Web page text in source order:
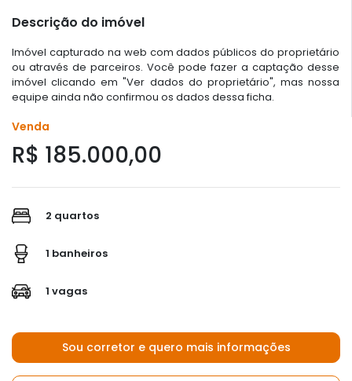
Descrição do imóvel
Imóvel capturado na web com dados públicos do proprietário
ou através de parceiros. Você pode fazer a captação desse
imóvel clicando em "Ver dados do proprietário", mas nossa
equipe ainda não confirmou os dados dessa ficha.
Venda
R$ 185.000,00
2 quartos
1 banheiros
1 vagas
Sou corretor e quero mais informações